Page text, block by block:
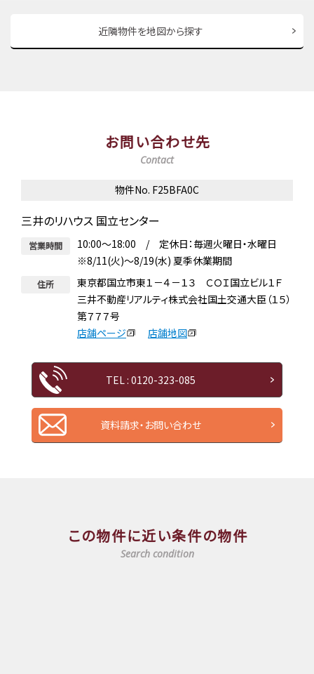
近隣物件を地図から探す
お問い合わせ先
Contact
物件No. F25BFA0C
三井のリハウス 国立センター
営業時間
10:00～18:00 / 定休日：毎週火曜日・水曜日
※8/11(火)～8/19(水) 夏季休業期間
住所
東京都国立市東１－４－１３ ＣＯＩ国立ビル１Ｆ
三井不動産リアルティ株式会社国土交通大臣（１５）
第７７７号
店舗ページ
店舗地図
TEL : 0120-323-085
資料請求・お問い合わせ
この物件に近い条件の物件
Search condition